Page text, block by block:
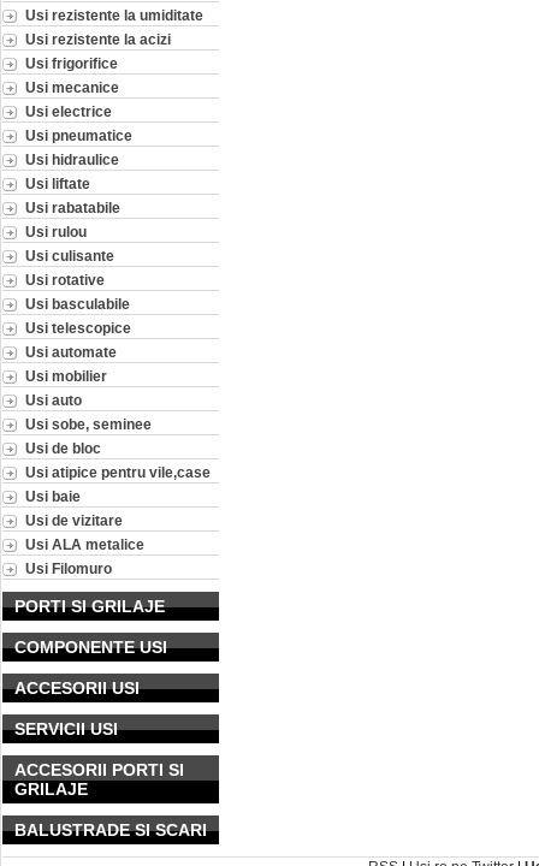
Usi rezistente la umiditate
Usi rezistente la acizi
Usi frigorifice
Usi mecanice
Usi electrice
Usi pneumatice
Usi hidraulice
Usi liftate
Usi rabatabile
Usi rulou
Usi culisante
Usi rotative
Usi basculabile
Usi telescopice
Usi automate
Usi mobilier
Usi auto
Usi sobe, seminee
Usi de bloc
Usi atipice pentru vile,case
Usi baie
Usi de vizitare
Usi ALA metalice
Usi Filomuro
PORTI SI GRILAJE
COMPONENTE USI
ACCESORII USI
SERVICII USI
ACCESORII PORTI SI
GRILAJE
BALUSTRADE SI SCARI